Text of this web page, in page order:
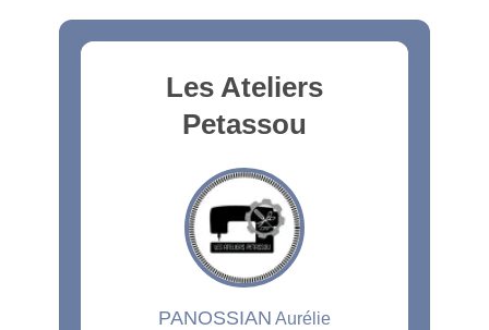
Les Ateliers
Petassou
PANOSSIAN Aurélie